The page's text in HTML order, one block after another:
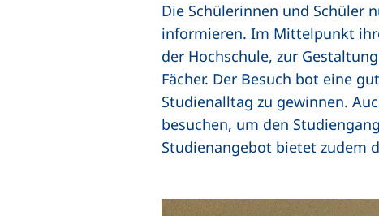
Die Schülerinnen und Schüler
informieren. Im Mittelpunkt
der Hochschule, zur
Fächer. Der Besuch bot eine
Studienalltag zu gewinnen.
besuchen, um den
Studienangebot bietet zudem